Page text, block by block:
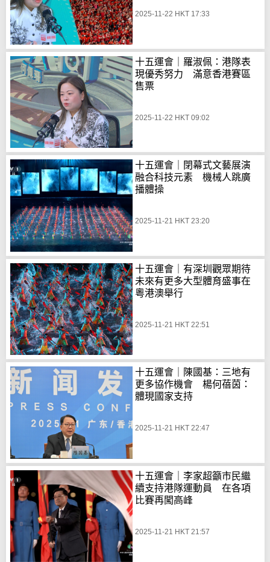
2025-11-22 HKT 17:33
十五運會｜羅淑佩：港隊表
現優秀努力 滿意香港賽區
售票
2025-11-22 HKT 09:02
十五運會｜閉幕式文藝展演
融合科技元素 機械人跳廣
播體操
2025-11-21 HKT 23:20
十五運會｜有深圳觀眾期待
未來有更多大型體育盛事在
粵港澳舉行
2025-11-21 HKT 22:51
十五運會｜陳國基：三地有
更多協作機會 楊何蓓茵：
體現國家支持
2025-11-21 HKT 22:47
十五運會｜李家超籲市民繼
續支持港隊運動員 在各項
比賽再闖高峰
2025-11-21 HKT 21:57